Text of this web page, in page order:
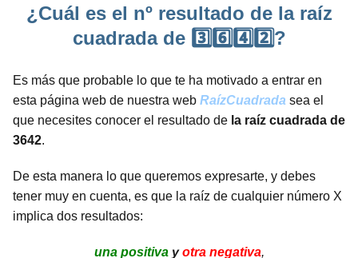
¿Cuál es el nº resultado de la raíz
cuadrada de 3️⃣6️⃣4️⃣2️⃣?
Es más que probable lo que te ha motivado a entrar en
esta página web de nuestra web RaízCuadrada sea el
que necesites conocer el resultado de la raíz cuadrada de
3642.
De esta manera lo que queremos expresarte, y debes
tener muy en cuenta, es que la raíz de cualquier número X
implica dos resultados:
una positivayotra negativa,